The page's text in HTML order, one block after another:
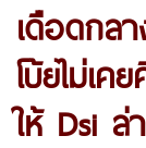
เดือดกล
โบ้ยไม่เค
ให้ Dsi